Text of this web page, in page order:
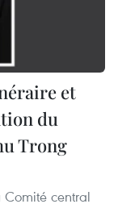
et
du
Trong
central